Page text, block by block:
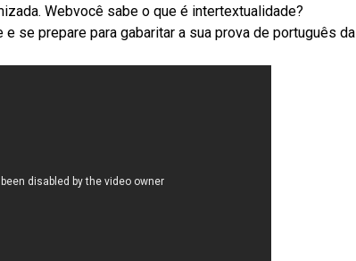
Webvocê sabe o que é intertextualidade?
se prepare para gabaritar a sua prova de português da